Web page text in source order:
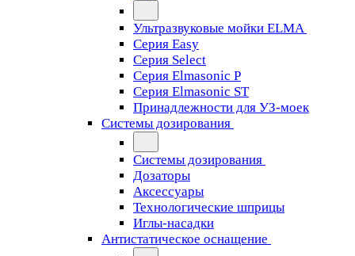
Ультразвуковые мойки ELMA
Серия Easy
Серия Select
Серия Elmasonic P
Серия Elmasonic ST
Принадлежности для УЗ-моек
Системы дозирования
Системы дозирования
Дозаторы
Аксессуары
Технологические шприцы
Иглы-насадки
Антистатическое оснащение